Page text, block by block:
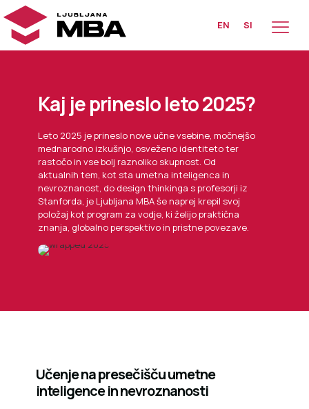
EN SI
Kaj je prineslo leto 2025?
Leto 2025 je prineslo nove učne vsebine, močnejšo
mednarodno izkušnjo, osveženo identiteto ter
rastočo in vse bolj raznoliko skupnost. Od
aktualnih tem, kot sta umetna inteligenca in
nevroznanost, do design thinkinga s profesorji iz
Stanforda, je Ljubljana MBA še naprej krepil svoj
položaj kot program za vodje, ki želijo praktična
znanja, globalno perspektivo in pristne povezave.
Učenje na presečišču umetne
inteligence in nevroznanosti